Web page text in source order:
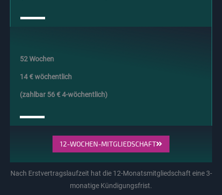
52 Wochen
14 € wöchentlich
(zahlbar 56 € 4-wöchentlich)
12-WOCHEN-MITGLIEDSCHAFT
Nach Erstvertragslaufzeit hat die 12-Monatsmitgliedschaft eine 3-
monatige Kündigungsfrist.